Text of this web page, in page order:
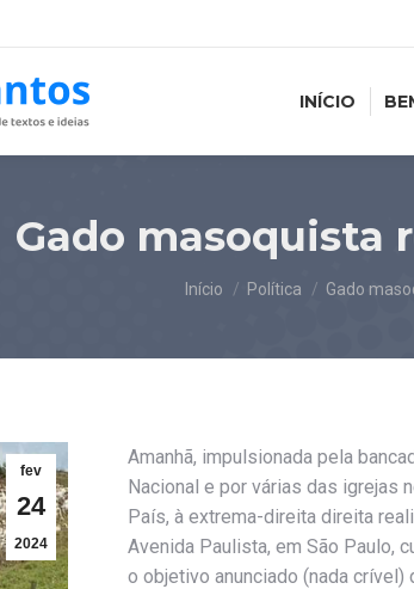
INÍCIO
Gado masoquista
Você está aqui:
Início Política Gado
fev
24
2024
Amanhã, impulsionada pela
Nacional e por várias das igrejas
País, à extrema-direita direita
Avenida Paulista, em São Paulo,
o objetivo anunciado (nada crível)